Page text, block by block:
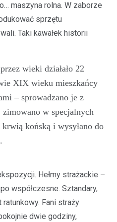
maszyna rolna. W zaborze
sprzętu
Taki kawałek historii
wieki działało 22
XIX wieku mieszkańcy
– sprowadzano je z
zimowano w specjalnych
końską i wysyłano do
Hełmy strażackie –
współczesne. Sztandary,
Fani straży
dwie godziny,